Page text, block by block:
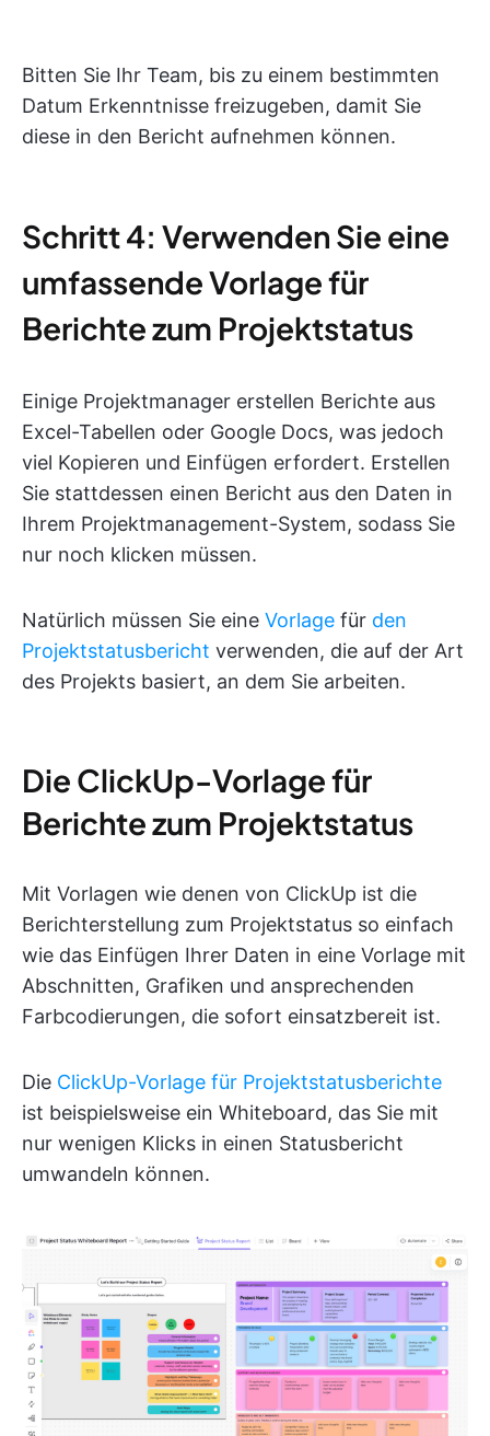
Bitten Sie Ihr Team, bis zu einem bestimmten
Datum Erkenntnisse freizugeben, damit Sie
diese in den Bericht aufnehmen können.
Schritt 4: Verwenden Sie eine
umfassende Vorlage für
Berichte zum Projektstatus
Einige Projektmanager erstellen Berichte aus
Excel-Tabellen oder Google Docs, was jedoch
viel Kopieren und Einfügen erfordert. Erstellen
Sie stattdessen einen Bericht aus den Daten in
Ihrem Projektmanagement-System, sodass Sie
nur noch klicken müssen.
Natürlich müssen Sie eine Vorlage für den
Projektstatusbericht verwenden, die auf der Art
des Projekts basiert, an dem Sie arbeiten.
Die ClickUp-Vorlage für
Berichte zum Projektstatus
Mit Vorlagen wie denen von ClickUp ist die
Berichterstellung zum Projektstatus so einfach
wie das Einfügen Ihrer Daten in eine Vorlage mit
Abschnitten, Grafiken und ansprechenden
Farbcodierungen, die sofort einsatzbereit ist.
Die ClickUp-Vorlage für Projektstatusberichte
ist beispielsweise ein Whiteboard, das Sie mit
nur wenigen Klicks in einen Statusbericht
umwandeln können.